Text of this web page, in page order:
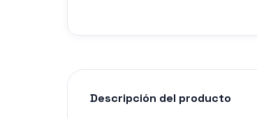
Descripción del producto